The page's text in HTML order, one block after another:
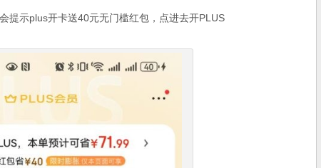
提示plus开卡送40元无门槛红包，点进去开PLUS